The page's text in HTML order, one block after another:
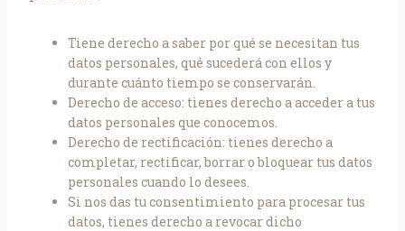
Tiene derecho a saber por qué se necesitan tus
datos personales, qué sucederá con ellos y
durante cuánto tiempo se conservarán.
Derecho de acceso: tienes derecho a acceder a tus
datos personales que conocemos.
Derecho de rectificación: tienes derecho a
completar, rectificar, borrar o bloquear tus datos
personales cuando lo desees.
Si nos das tu consentimiento para procesar tus
datos, tienes derecho a revocar dicho